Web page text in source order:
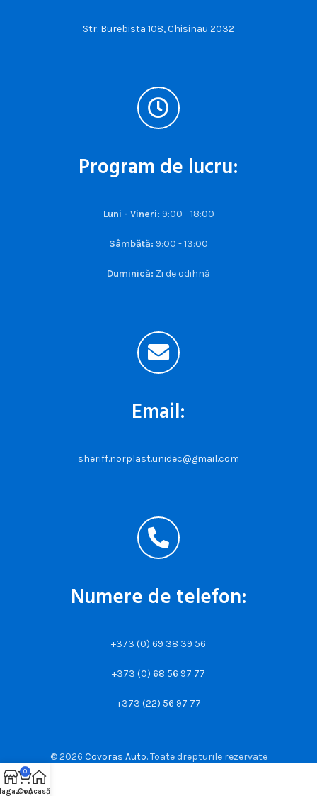
Str. Burebista 108, Chisinau 2032
Program de lucru:
Luni - Vineri: 9:00 - 18:00
Sâmbătă: 9:00 - 13:00
Duminică: Zi de odihnă
Email:
sheriff.norplast.unidec@gmail.com
Numere de telefon:
+373 (0) 69 38 39 56
+373 (0) 68 56 97 77
+373 (22) 56 97 77
© 2026 Covoras Auto. Toate drepturile rezervate
0
CoșAcasă